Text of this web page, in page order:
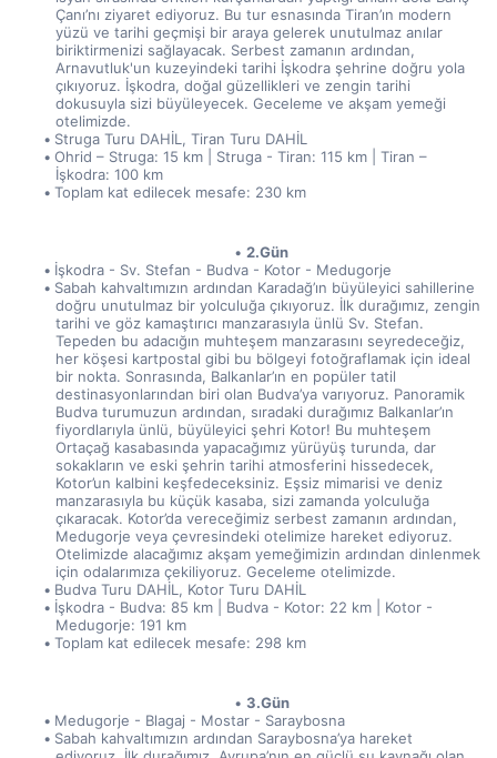
Çanı’nı ziyaret ediyoruz. Bu tur esnasında Tiran’ın modern
yüzü ve tarihi geçmişi bir araya gelerek unutulmaz anılar
biriktirmenizi sağlayacak. Serbest zamanın ardından,
Arnavutluk'un kuzeyindeki tarihi İşkodra şehrine doğru yola
çıkıyoruz. İşkodra, doğal güzellikleri ve zengin tarihi
dokusuyla sizi büyüleyecek. Geceleme ve akşam yemeği
otelimizde.
Struga Turu DAHİL, Tiran Turu DAHİL
Ohrid – Struga: 15 km | Struga - Tiran: 115 km | Tiran –
İşkodra: 100 km
Toplam kat edilecek mesafe: 230 km
2.Gün
İşkodra - Sv. Stefan - Budva - Kotor - Medugorje
Sabah kahvaltımızın ardından Karadağ’ın büyüleyici sahillerine
doğru unutulmaz bir yolculuğa çıkıyoruz. İlk durağımız, zengin
tarihi ve göz kamaştırıcı manzarasıyla ünlü Sv. Stefan.
Tepeden bu adacığın muhteşem manzarasını seyredeceğiz,
her köşesi kartpostal gibi bu bölgeyi fotoğraflamak için ideal
bir nokta. Sonrasında, Balkanlar’ın en popüler tatil
destinasyonlarından biri olan Budva’ya varıyoruz. Panoramik
Budva turumuzun ardından, sıradaki durağımız Balkanlar’ın
fiyordlarıyla ünlü, büyüleyici şehri Kotor! Bu muhteşem
Ortaçağ kasabasında yapacağımız yürüyüş turunda, dar
sokakların ve eski şehrin tarihi atmosferini hissedecek,
Kotor’un kalbini keşfedeceksiniz. Eşsiz mimarisi ve deniz
manzarasıyla bu küçük kasaba, sizi zamanda yolculuğa
çıkaracak. Kotor’da vereceğimiz serbest zamanın ardından,
Medugorje veya çevresindeki otelimize hareket ediyoruz.
Otelimizde alacağımız akşam yemeğimizin ardından dinlenmek
için odalarımıza çekiliyoruz. Geceleme otelimizde.
Budva Turu DAHİL, Kotor Turu DAHİL
İşkodra - Budva: 85 km | Budva - Kotor: 22 km | Kotor -
Medugorje: 191 km
Toplam kat edilecek mesafe: 298 km
3.Gün
Medugorje - Blagaj - Mostar - Saraybosna
Sabah kahvaltımızın ardından Saraybosna’ya hareket